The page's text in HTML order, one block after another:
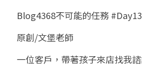
人氣最高
站長精選
臉書生活
八字視頻
陽宅視頻
線上直播
八字初階班2
八字進階班
八字中階班
八字完整班
《十神高階實戰錄》完整典藏版
科學八字推理PDF
我的著作
科學八字推理1
科學八字推理2
與我預約
批命預約
登錄 / 註冊
Blog4368不可能的任務
原創/文堡老師
一位客戶，帶著孩子來店找我